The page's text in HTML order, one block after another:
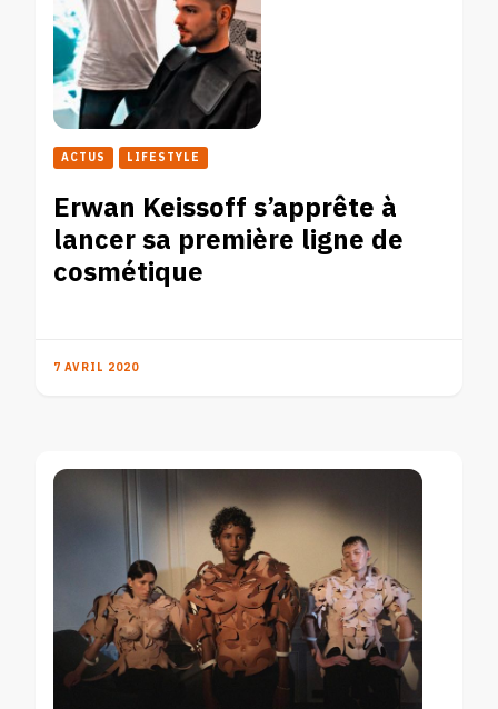
ACTUS LIFESTYLE
Erwan Keissoff s’apprête à
lancer sa première ligne de
cosmétique
7 AVRIL 2020